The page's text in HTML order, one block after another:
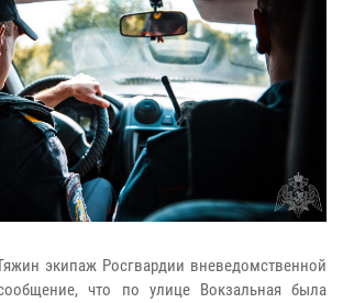
экипаж Росгвардии вневедомственной
что по улице Вокзальная была